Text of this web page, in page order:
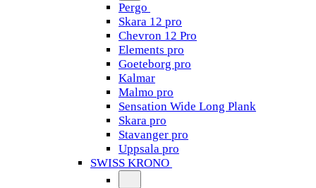
Pergo
Skara 12 pro
Chevron 12 Pro
Elements pro
Goeteborg pro
Kalmar
Malmo pro
Sensation Wide Long Plank
Skara pro
Stavanger pro
Uppsala pro
SWISS KRONO